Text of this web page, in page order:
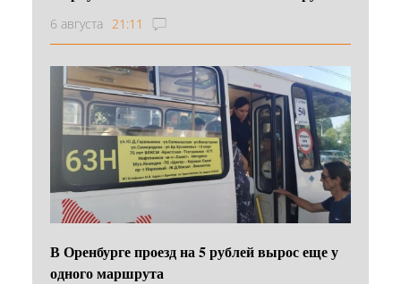
6 августа 21:11
В Оренбурге проезд на 5 рублей вырос еще у
одного маршрута